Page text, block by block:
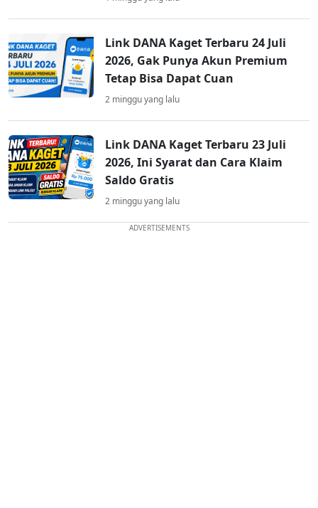
Link DANA Kaget Terbaru 24 Juli
2026, Gak Punya Akun Premium
Tetap Bisa Dapat Cuan
2 minggu yang lalu
Link DANA Kaget Terbaru 23 Juli
2026, Ini Syarat dan Cara Klaim
Saldo Gratis
2 minggu yang lalu
ADVERTISEMENTS